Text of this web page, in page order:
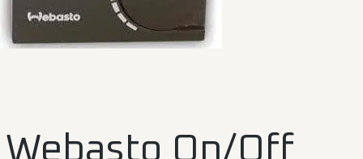
Webasto On/Off